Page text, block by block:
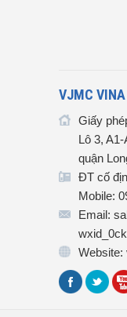
VJMC VINA
Giấy
Lô 3,
quận
ĐT cố
Mobile:
Email:
Website: